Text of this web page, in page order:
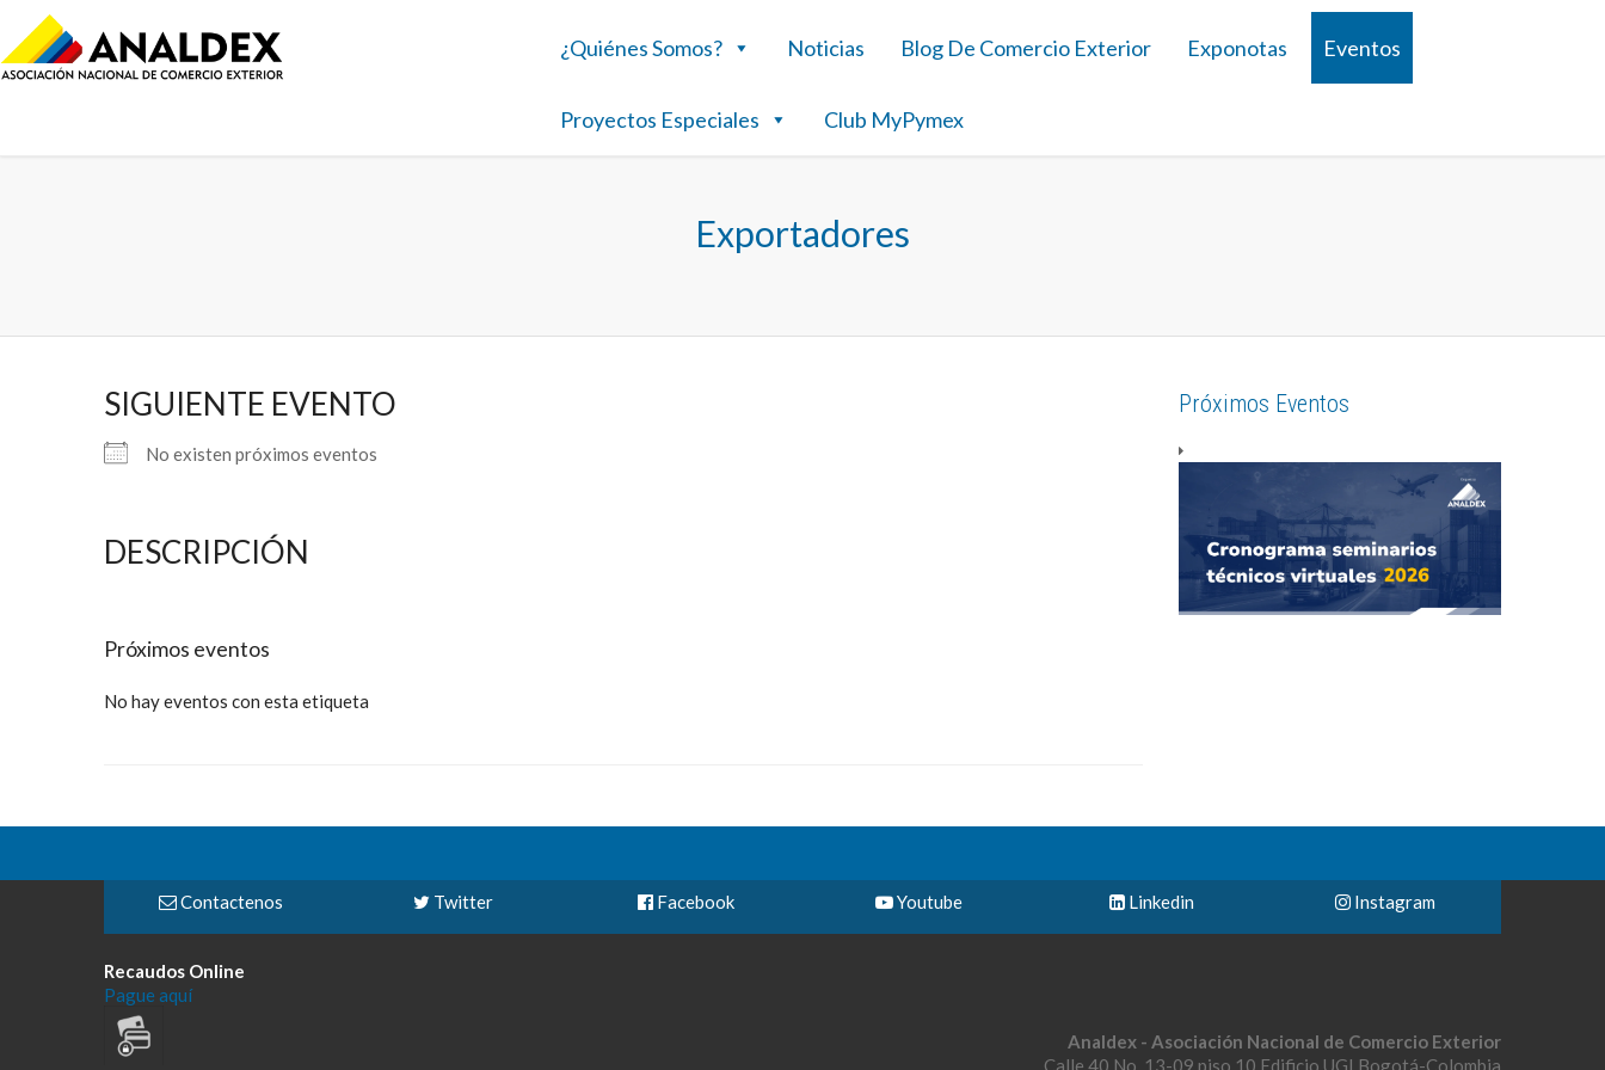
¿Quiénes Somos? Noticias Blog De Comercio Exterior Exponotas Eventos
Proyectos Especiales Club MyPymex
Exportadores
SIGUIENTE EVENTO
No existen próximos eventos
DESCRIPCIÓN
Próximos eventos
No hay eventos con esta etiqueta
Próximos Eventos
Contactenos Twitter Facebook Youtube Linkedin Instagram
Recaudos Online
Pague aquí
Analdex - Asociación Nacional de Comercio Exterior
Calle 40 No. 13-09 piso 10 Edificio UGI Bogotá-Colombia